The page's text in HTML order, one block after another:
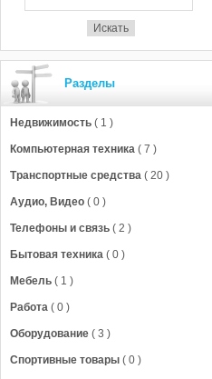
Разделы
Недвижимость ( 1 )
Компьютерная техника ( 7 )
Транспортные средства ( 20 )
Аудио, Видео ( 0 )
Телефоны и связь ( 2 )
Бытовая техника ( 0 )
Мебель ( 1 )
Работа ( 0 )
Оборудование ( 3 )
Спортивные товары ( 0 )